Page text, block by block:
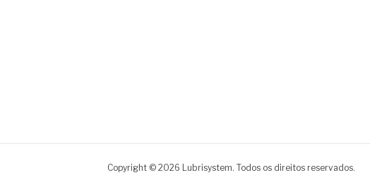
Copyright © 2026 Lubrisystem. Todos os direitos reservados.